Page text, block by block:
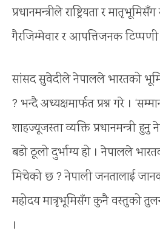
प्रधानमन्त्रीले राष्ट्रियता र
गैरजिम्मेवार र आपत्तिजनक टिप्पणी
सांसद सुवेदीले नेपालले भारतको
? भन्दै अध्यक्षमार्फत प्रश्न गरे ।
शाहज्यूजस्ता व्यक्ति प्रधानमन्त्री
बडो ठूलो दुर्भाग्य हो । नेपालले
मिचेको छ ? नेपाली जनतालाई
महोदय मात्रृभूमिसँग कुनै वस्तुको
।